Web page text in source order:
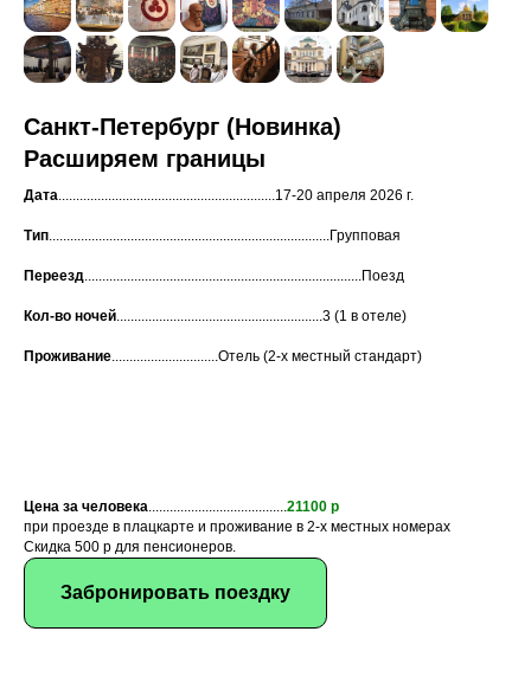
Санкт-Петербург (Новинка)
Расширяем границы
Дата.............................................................17-20 апреля 2026 г.
Тип...............................................................................Групповая
Переезд..............................................................................Поезд
Кол-во ночей..........................................................3 (1 в отеле)
Проживание..............................Отель (2-х местный стандарт)
Цена за человека.......................................21100 р
при проезде в плацкарте и проживание в 2-х местных номерах
Скидка 500 р для пенсионеров.
Забронировать поездку